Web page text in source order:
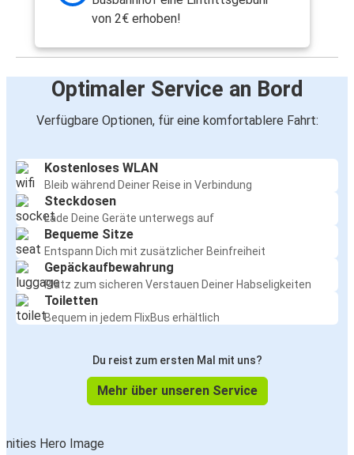
von 2€ erhoben!
Optimaler Service an Bord
Verfügbare Optionen, für eine komfortablere Fahrt:
Kostenloses WLAN
Bleib während Deiner Reise in Verbindung
Steckdosen
Lade Deine Geräte unterwegs auf
Bequeme Sitze
Entspann Dich mit zusätzlicher Beinfreiheit
Gepäckaufbewahrung
Platz zum sicheren Verstauen Deiner Habseligkeiten
Toiletten
Bequem in jedem FlixBus erhältlich
Du reist zum ersten Mal mit uns?
Mehr über unseren Service